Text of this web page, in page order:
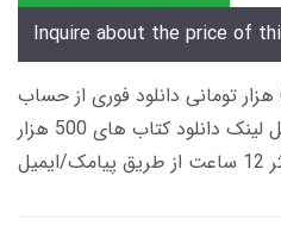
Inquire about the price of
زمان تحویل کتاب های 600 هزار تومانی دانلود فوری از حساب
کاربری می باشد، و زمان تحویل لینک دانلود کتاب های 500 هزار